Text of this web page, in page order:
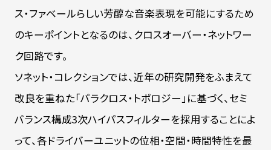
ス・ファベールらしい芳醇な音楽表現を可能にするため
のキーポイントとなるのは、クロスオーバー・ネットワー
ク回路です。
ソネット・コレクションでは、近年の研究開発をふまえて
改良を重ねた「パラクロス・トポロジー」に基づく、セミ
バランス構成3次ハイパスフィルターを採用することによ
って、各ドライバーユニットの位相・空間・時間特性を最